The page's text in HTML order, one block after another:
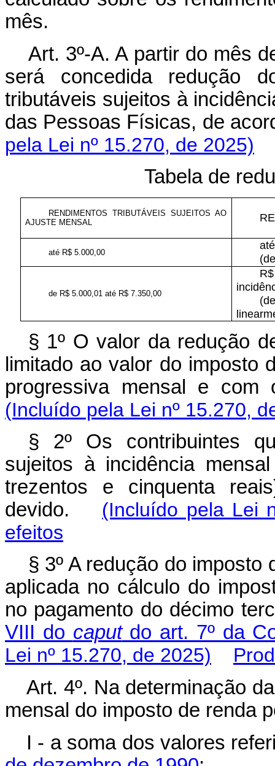
mês.
Art. 3º-A. A partir do mês
será concedida redução
tributáveis sujeitos à
das Pessoas Físicas, de
pela Lei nº 15.270, de 2025)
Tabela de
RENDIMENTOS TRIBUTÁVEIS SUJEITOS AO
AJUSTE MENSAL
até R$ 5.000,00
de R$ 5.000,01 até R$ 7.350,00
§ 1º O valor da redução
limitado ao valor do imposto
progressiva mensal e
(Incluído pela Lei nº 15.270,
§ 2º Os contribuintes
sujeitos à incidência
trezentos e cinquenta
devido. (Incluído pela Lei
efeitos
§ 3º A redução do
aplicada no cálculo do
no pagamento do décimo
VIII do caputdo art. 7º da
Lei nº 15.270, de 2025)
Art. 4º. Na determinação
mensal do imposto de renda
I - a soma dos valores